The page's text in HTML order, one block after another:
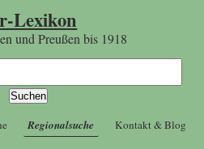
Lexikon
und Preußen bis 1918
Regionalsuche Kontakt & Blog